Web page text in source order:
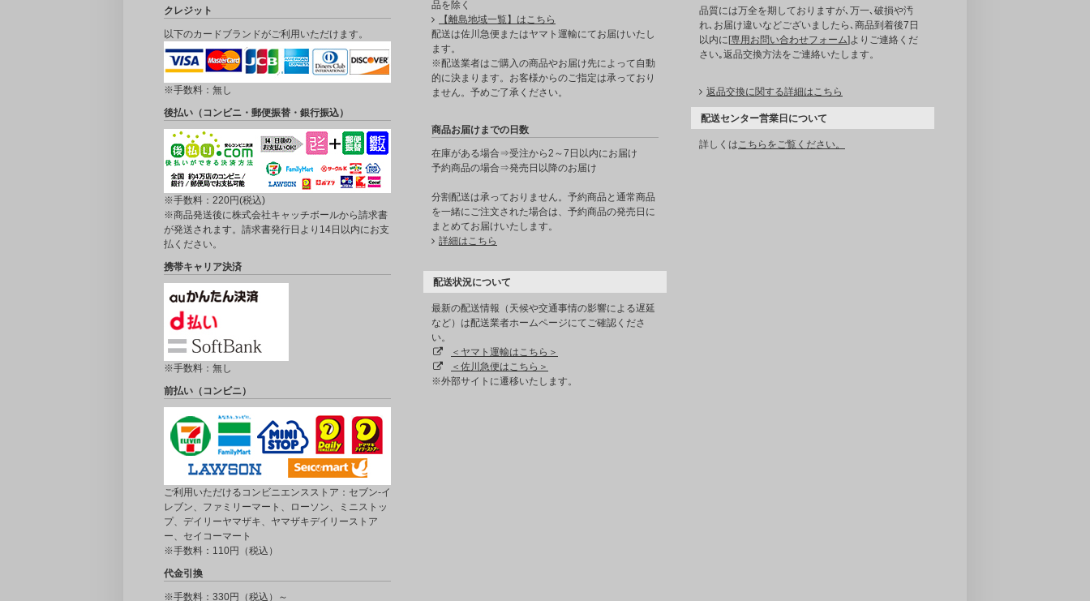
クレジット
以下のカードブランドがご利用いただけます。
※手数料：無し
後払い（コンビニ・郵便振替・銀行振込）
※手数料：220円(税込)
※商品発送後に株式会社キャッチボールから請求書
が発送されます。請求書発行日より14日以内にお支
払ください。
携帯キャリア決済
※手数料：無し
前払い（コンビニ）
ご利用いただけるコンビニエンスストア：セブン-イ
レブン、ファミリーマート、ローソン、ミニストッ
プ、デイリーヤマザキ、ヤマザキデイリーストア
ー、セイコーマート
※手数料：110円（税込）
代金引換
※手数料：330円（税込）～
品を除く
【離島地域一覧】はこちら
配送は佐川急便またはヤマト運輸にてお届けいたし
ます。
※配送業者はご購入の商品やお届け先によって自動
的に決まります。お客様からのご指定は承っており
ません。予めご了承ください。
商品お届けまでの日数
在庫がある場合⇒受注から2～7日以内にお届け
予約商品の場合⇒発売日以降のお届け
分割配送は承っておりません。予約商品と通常商品
を一緒にご注文された場合は、予約商品の発売日に
まとめてお届けいたします。
詳細はこちら
配送状況について
最新の配送情報（天候や交通事情の影響による遅延
など）は配送業者ホームページにてご確認くださ
い。
＜ヤマト運輸はこちら＞
＜佐川急便はこちら＞
※外部サイトに遷移いたします。
品質には万全を期しておりますが､万一､破損や汚
れ､お届け違いなどございましたら､商品到着後7日
以内に[専用お問い合わせフォーム]よりご連絡くだ
さい｡返品交換方法をご連絡いたします。
返品交換に関する詳細はこちら
配送センター営業日について
詳しくはこちらをご覧ください。